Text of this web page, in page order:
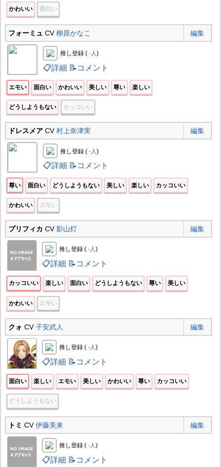
かわいい 面白い
フォーミュ CV柳原かなこ 編集
推し登録 ( -人)
📋詳細 📝コメント
エモい 面白い かわいい 美しい 尊い 楽しい
どうしようもない カッコいい
ドレスメアCV村上奈津実 編集
推し登録 ( -人 )
📋詳細 📝コメント
尊い 面白い どうしようもない 美しい 楽しい カッコいい
かわいい エモい
プリフィカ CV影山灯 編集
推し登録 ( -人)
📋詳細 📝コメント
カッコいい 楽しい 面白い どうしようもない 尊い 美しい
かわいい エモい
クォ CV子安武人 編集
推し登録 ( -人)
📋詳細 📝コメント
面白い 楽しい エモい 美しい かわいい 尊い カッコいい
どうしようもない
トミ CV伊藤美来 編集
推し登録 ( -人)
📋詳細 📝コメント